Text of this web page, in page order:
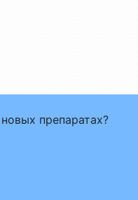
препаратах?